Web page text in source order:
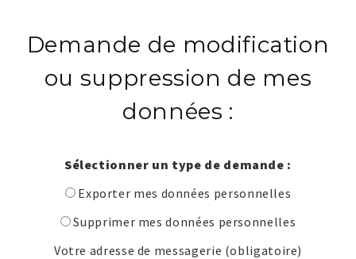
Demande de modification
ou suppression de mes
données :
Sélectionner un type de demande :
Exporter mes données personnelles
Supprimer mes données personnelles
Votre adresse de messagerie (obligatoire)